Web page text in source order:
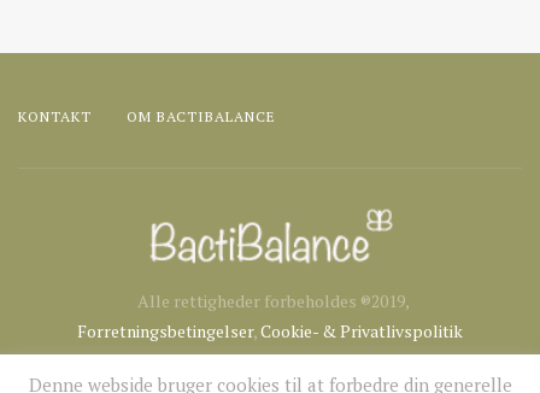
KONTAKT OM BACTIBALANCE
Alle rettigheder forbeholdes ®2019,
Forretningsbetingelser,Cookie- & Privatlivspolitik
Denne webside bruger cookies til at forbedre din generelle